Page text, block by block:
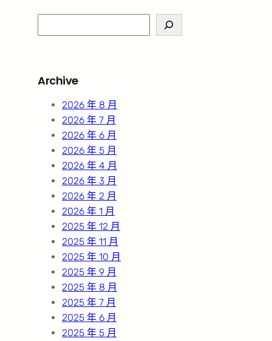
e
c
Archive
2026 年 8 月
2026 年 7 月
2026 年 6 月
2026 年 5 月
2026 年 4 月
2026 年 3 月
2026 年 2 月
2026 年 1 月
2025 年 12 月
2025 年 11 月
2025 年 10 月
2025 年 9 月
2025 年 8 月
2025 年 7 月
2025 年 6 月
2025 年 5 月